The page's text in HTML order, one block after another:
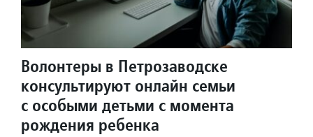
Волонтеры в Петрозаводске
консультируют онлайн семьи
с особыми детьми с момента
рождения ребенка